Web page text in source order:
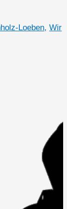
Loeben, Wir